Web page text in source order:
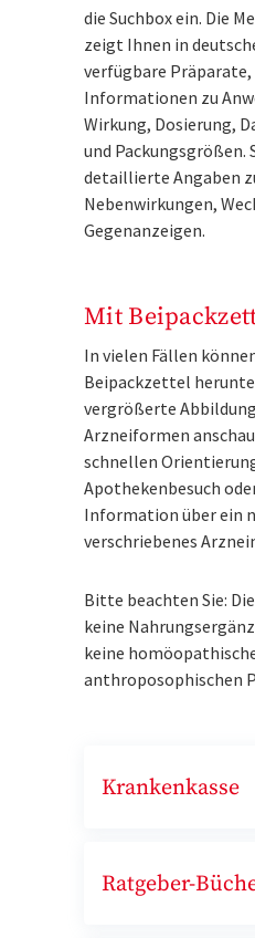
die Suchbox ein. Die
zeigt Ihnen in
verfügbare
Informationen zu
Wirkung, Dosierung,
und Packungsgrößen.
detaillierte Angaben
Nebenwirkungen,
Gegenanzeigen.
Mit
In vielen Fällen
Beipackzettel
vergrößerte
Arzneiformen
schnellen
Apothekenbesuch
Information über ein
verschriebenes
Bitte beachten Sie:
keine
keine
anthroposophischen
Krankenkasse
Ratgeber-